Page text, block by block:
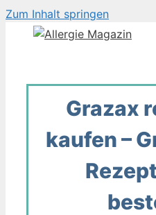
Zum Inhalt springen
Grazax
kaufen –